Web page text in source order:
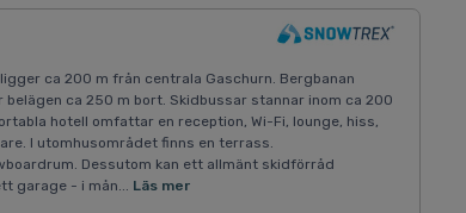
ca 200 m från centrala Gaschurn. Bergbanan
ca 250 m bort. Skidbussar stannar inom ca 200
hotell omfattar en reception, Wi-Fi, lounge, hiss,
I utomhusområdet finns en terrass.
Dessutom kan ett allmänt skidförråd
garage - i mån... Läs mer